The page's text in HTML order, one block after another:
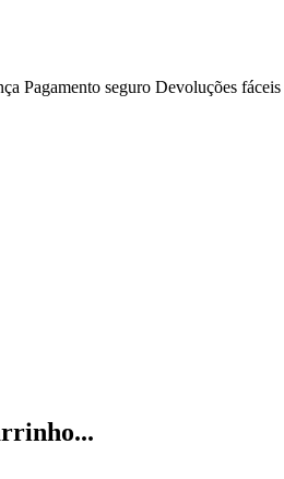
Pagamento seguro Devoluções fáceis